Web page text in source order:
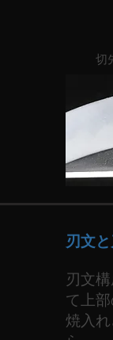
切
刃文
刃文
て上
焼入